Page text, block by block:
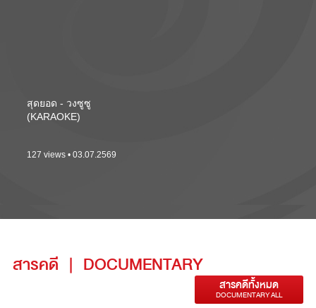
สุดยอด - วงซูซู
(KARAOKE)
127 views • 03.07.2569
สารคดี | DOCUMENTARY
สารคดีทั้งหมด
DOCUMENTARY ALL